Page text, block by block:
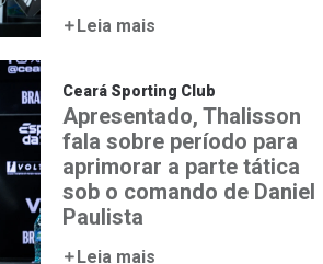
Leia mais
Ceará Sporting Club
Apresentado, Thalisson
fala sobre período para
aprimorar a parte tática
sob o comando de Daniel
Paulista
Leia mais